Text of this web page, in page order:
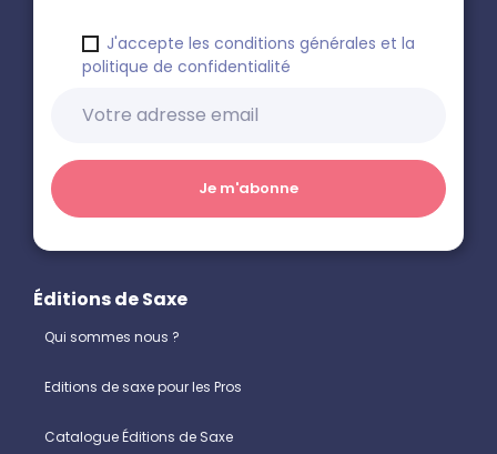
J'accepte les conditions générales et la
politique de confidentialité
Éditions de Saxe
Qui sommes nous ?
Editions de saxe pour les Pros
Catalogue Éditions de Saxe